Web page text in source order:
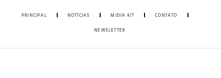
PRINCIPAL NOTÍCIAS MIDIA KIT CONTATO
NEWSLETTER